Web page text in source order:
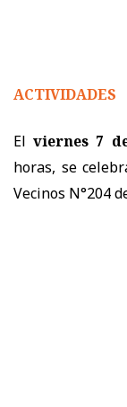
ACTIVIDADES
El viernes 7
horas, se
Vecinos N°204